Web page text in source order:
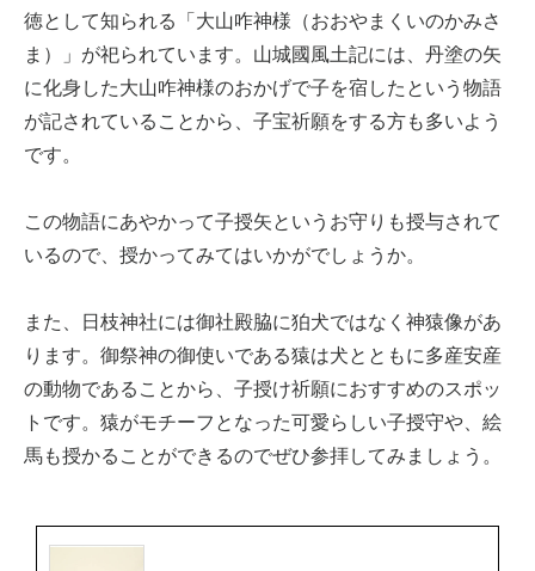
徳として知られる「大山咋神様（おおやまくいのかみさ
ま）」が祀られています。山城國風土記には、丹塗の矢
に化身した大山咋神様のおかげで子を宿したという物語
が記されていることから、子宝祈願をする方も多いよう
です。
この物語にあやかって子授矢というお守りも授与されて
いるので、授かってみてはいかがでしょうか。
また、日枝神社には御社殿脇に狛犬ではなく神猿像があ
ります。御祭神の御使いである猿は犬とともに多産安産
の動物であることから、子授け祈願におすすめのスポッ
トです。猿がモチーフとなった可愛らしい子授守や、絵
馬も授かることができるのでぜひ参拝してみましょう。